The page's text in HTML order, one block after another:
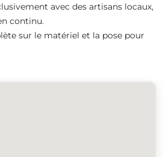
avec des artisans locaux,
continu.
sur le matériel et la pose pour